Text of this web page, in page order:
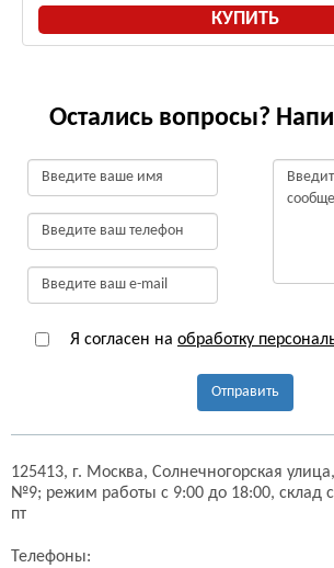
КУПИТЬ
Остались вопросы?
Я согласен на обработку
Отправить
125413, г. Москва, Солнечногорская
№9; режим работы с 9:00 до 18:00, склад
пт
Телефоны: